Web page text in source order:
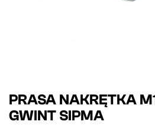
PRASA NAKRĘTKA
GWINT SIPMA